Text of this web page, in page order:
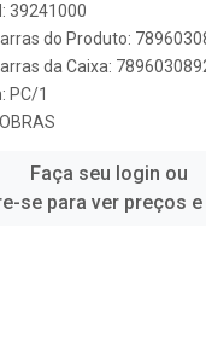
39241000
do Produto:
da Caixa:
PC/1
Faça seu login ou
se para ver preços